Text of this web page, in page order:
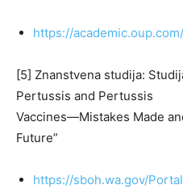
https://
[5] Znanstvena studija:
Pertussis and Pertussis
Vaccines—Mistakes Made
Future”
https://sboh.wa.gov/